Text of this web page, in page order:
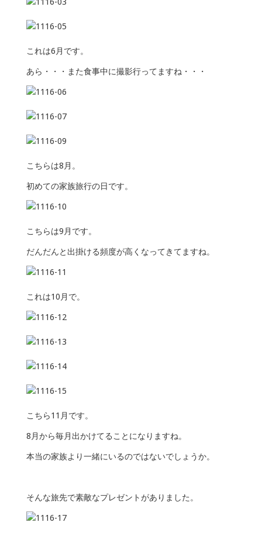
これは6月です。
あら・・・また食事中に撮影行ってますね・・・
こちらは8月。
初めての家族旅行の日です。
こちらは9月です。
だんだんと出掛ける頻度が高くなってきてますね。
これは10月で。
こちら11月です。
8月から毎月出かけてることになりますね。
本当の家族より一緒にいるのではないでしょうか。
そんな旅先で素敵なプレゼントがありました。